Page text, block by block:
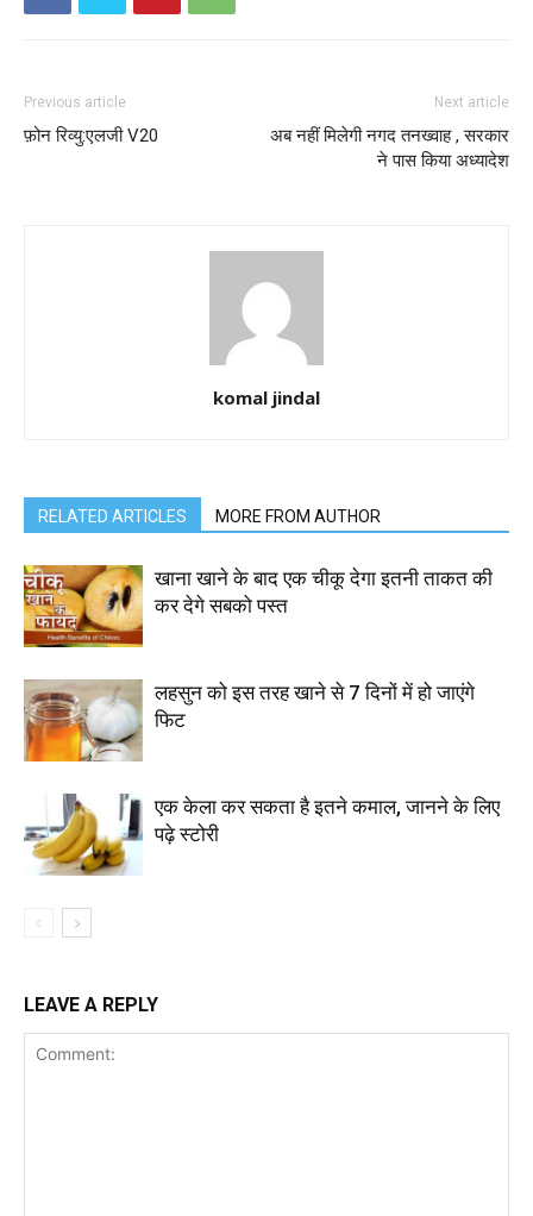
Previous article
फ़ोन रिव्यु:एलजी V20
Next article
अब नहीं मिलेगी नगद तनख्वाह , सरकार
ने पास किया अध्यादेश
komal jindal
RELATED ARTICLES MORE FROM AUTHOR
खाना खाने के बाद एक चीकू देगा इतनी ताकत की
कर देगे सबको पस्त
लहसुन को इस तरह खाने से 7 दिनों में हो जाएंगे
फिट
एक केला कर सकता है इतने कमाल, जानने के लिए
पढ़े स्टोरी
LEAVE A REPLY